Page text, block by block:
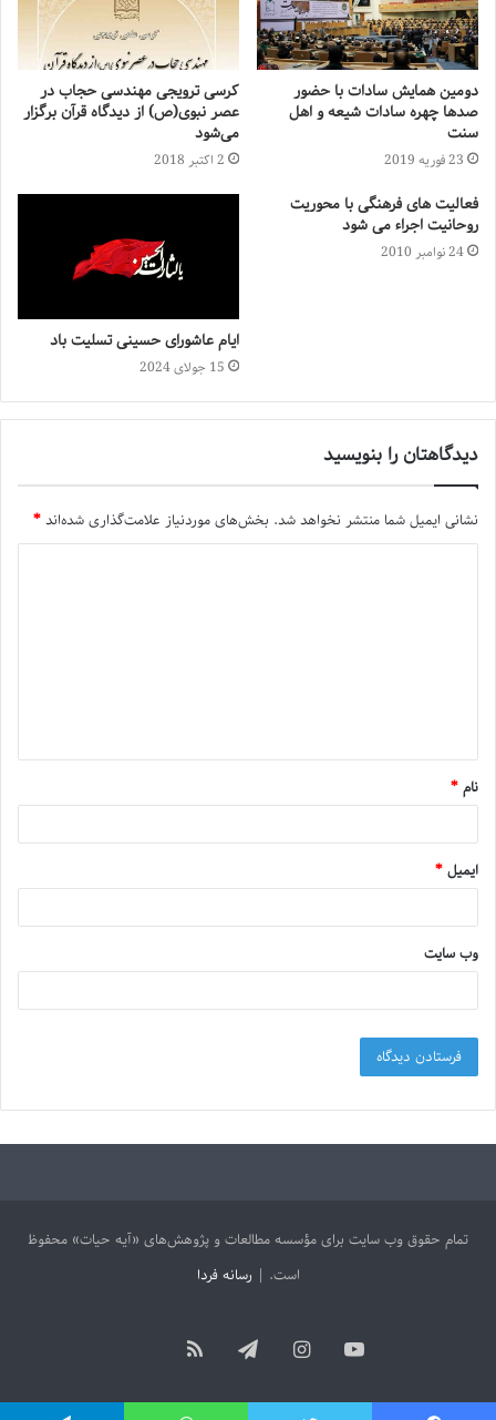
دومین همایش سادات با حضور
صدها چهره سادات شیعه و اهل
سنت
23 فوریه 2019
کرسی ترویجی مهندسی حجاب در
عصر نبوی(ص) از دیدگاه قرآن برگزار
می‌شود
2 اکتبر 2018
فعالیت های فرهنگی با محوریت
روحانیت اجراء می شود
24 نوامبر 2010
ایام عاشورای حسینی تسلیت باد
15 جولای 2024
دیدگاهتان را بنویسید
نشانی ایمیل شما منتشر نخواهد شد. بخش‌های موردنیاز علامت‌گذاری شده‌اند*
نام*
ایمیل*
وب‌ سایت
تمام حقوق وب سایت برای مؤسسه مطالعات و پژوهش‌های «آیه حیات» محفوظ
است. | رسانه فردا
یوتیوباینستاگرامتلگرامخوراک